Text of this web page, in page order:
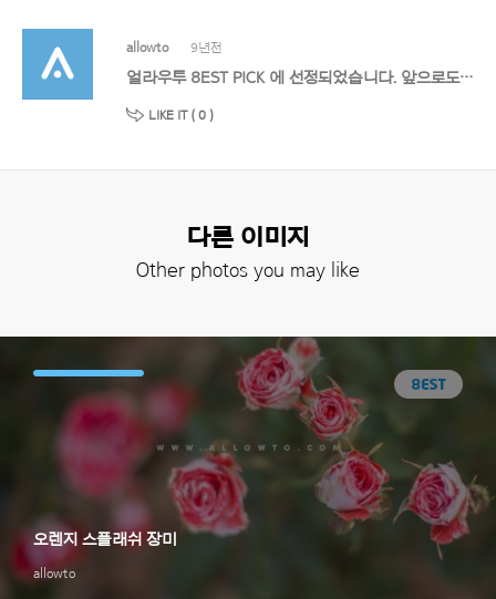
allowto 9년전
얼라우투 8EST PICK 에 선정되었습니다. 앞으로도 멋진 작품 기대할게요!
LIKE IT ( 0 )
다른 이미지
Other photos you may like
allowto
오렌지 스플래쉬 장미